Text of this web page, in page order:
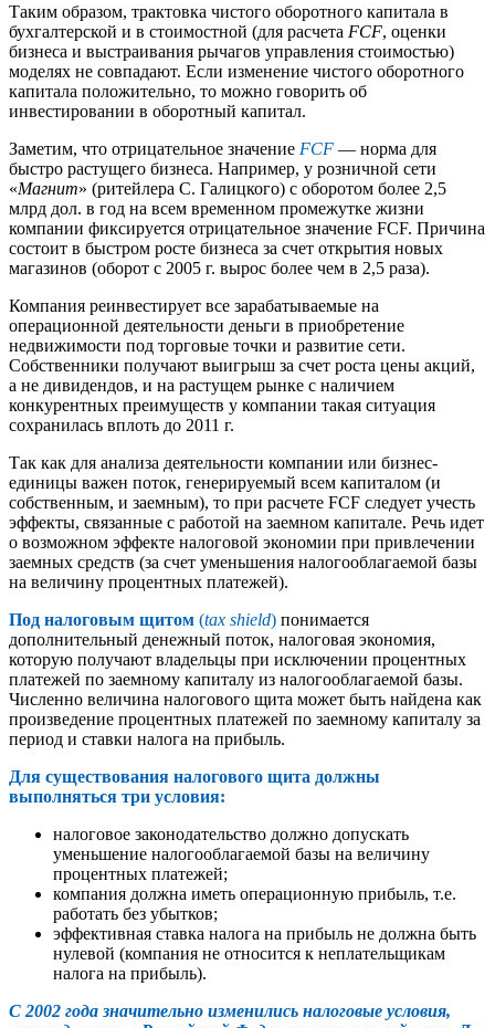
Таким образом, трактовка чистого оборотного капитала в
бухгалтерской и в стоимостной (для расчета FCF, оценки
бизнеса и выстраивания рычагов управления стоимостью)
моделях не совпадают. Если изменение чистого оборотного
капитала положительно, то можно говорить об
инвестировании в оборотный капитал.
Заметим, что отрицательное значение FCF — норма для
быстро растущего бизнеса. Например, у розничной сети
«Магнит» (ритейлера С. Галицкого) с оборотом более 2,5
млрд дол. в год на всем временном промежутке жизни
компании фиксируется отрицательное значение FCF. Причина
состоит в быстром росте бизнеса за счет открытия новых
магазинов (оборот с 2005 г. вырос более чем в 2,5 раза).
Компания реинвестирует все зарабатываемые на
операционной деятельности деньги в приобретение
недвижимости под торговые точки и развитие сети.
Собственники получают выигрыш за счет роста цены акций,
а не дивидендов, и на растущем рынке с наличием
конкурентных преимуществ у компании такая ситуация
сохранилась вплоть до 2011 г.
Так как для анализа деятельности компании или бизнес-
единицы важен поток, генерируемый всем капиталом (и
собственным, и заемным), то при расчете FCF следует учесть
эффекты, связанные с работой на заемном капитале. Речь идет
о возможном эффекте налоговой экономии при привлечении
заемных средств (за счет уменьшения налогооблагаемой базы
на величину процентных платежей).
Под налоговым щитом (tax shield) понимается
дополнительный денежный поток, налоговая экономия,
которую получают владельцы при исключении процентных
платежей по заемному капиталу из налогооблагаемой базы.
Численно величина налогового щита может быть найдена как
произведение процентных платежей по заемному капиталу за
период и ставки налога на прибыль.
Для существования налогового щита должны
выполняться три условия:
налоговое законодательство должно допускать
уменьшение налогооблагаемой базы на величину
процентных платежей;
компания должна иметь операционную прибыль, т.е.
работать без убытков;
эффективная ставка налога на прибыль не должна быть
нулевой (компания не относится к неплательщикам
налога на прибыль).
С 2002 года значительно изменились налоговые условия,